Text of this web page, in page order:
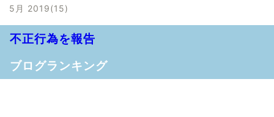
5月 2019 15
不正行為を報告
ブログランキング